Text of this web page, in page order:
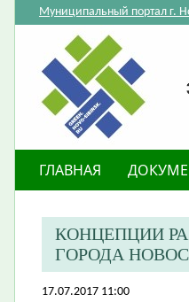
Муниципальный портал г.
ГЛАВНАЯ
КОНЦЕПЦИИ
ГОРОДА
17.07.2017 11:00